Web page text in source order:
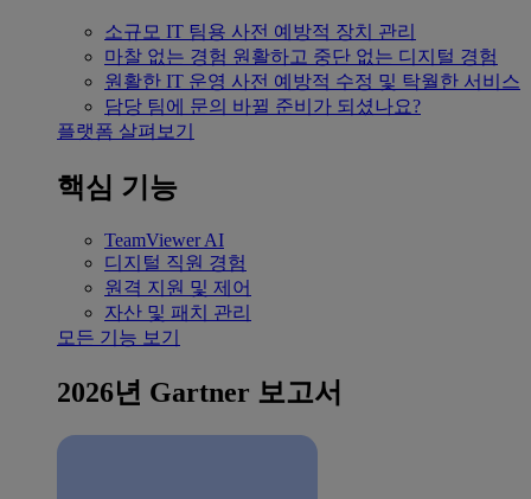
소규모 IT 팀용 사전 예방적 장치 관리
마찰 없는 경험 원활하고 중단 없는 디지털 경험
원활한 IT 운영 사전 예방적 수정 및 탁월한 서비스
담당 팀에 문의 바뀔 준비가 되셨나요?
플랫폼 살펴보기
핵심 기능
TeamViewer AI
디지털 직원 경험
원격 지원 및 제어
자산 및 패치 관리
모든 기능 보기
2026년 Gartner 보고서